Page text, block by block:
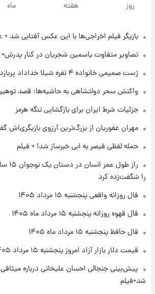
قیمت سکه و طلا فردا
۱۸ ساعت پیش
فال قهوه روزانه پنجشنبه ۱۵ مرداد ماه ۱۴۰۵
۲۰ ساعت پیش
فال روزانه واقعی پنجشنبه ۱۵ مرداد ۱۴۰۵
+ جدول
آغاز طرح جدید فروش
نام خودرو، مبلغ پیش
سود مشارکت چند درصد
روز هفته ماه
بازیگر فیلم اخراجی‌ها با این عکس آفتابی شد
تصاویر متفاوت یاسمین شجریان در کنار
ژست صمیمی خانواده ۴ نفره شیلا خداداد پربازدید شد + عکس
واکنش سحر دولتشاهی به حاشیه‌ها: قصد توهین
جزئیات شرط ایران برای بازگشایی تنگه هرمز
مهران غفوریان از بزرگ‌ترین آرزوی بازیگری‌اش
حمله لفظی قیصر به ابی خبرساز شد! + فیلم
راز
را شگفت‌زده کرد
فال روزانه واقعی پنجشنبه ۱۵ مرداد ۱۴۰۵
فال قهوه روزانه پنجشنبه ۱۵ مرداد ماه ۱۴۰۵
فال حافظ پنجشنبه ۱۵ مرداد ماه ۱۴۰۵
قیمت دلار بازار آزاد امروز پنجشنبه ۱۵ مرداد ۱۴۰۵ +جدول
پیش‌بینی جنجالی احسان علیخانی درباره
شد+فیلم